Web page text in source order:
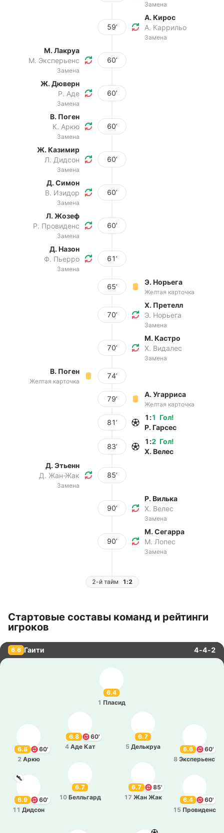
Замена
59’
А. Кирос
А. Каррильо
Замена
М. Лакруа
М. Эксперьенс
Замена
60’
Ж. Дюверн
Р. Аде
Замена
60’
В. Поген
К. Аркю
Замена
60’
Ж. Казимир
Л. Дидсон
Замена
60’
Д. Симон
В. Изидор
Замена
60’
Л. Жозеф
Р. Провиденс
Замена
60’
Д. Назон
Ф. Пьерро
Замена
61’
65’
Э. Норьега
Желтая карточка
70’
Х. Претелл
Э. Норьега
Замена
70’
М. Кастро
Х. Видалес
Замена
В. Поген
Желтая карточка
74’
79’
А. Угарриса
Желтая карточка
81’
Гол!
1 :1
Р. Гарсес
83’
Гол!
1 :2
Х. Велес
Д. Этьенн
Д. Жан-Жак
Замена
85’
90’
Р. Вилька
Х. Велес
Замена
90’
М. Сегарра
М. Лопес
Замена
2-й тайм 1:2
Стартовые составы команд и рейтинги
игроков
6.6 Гаити 4-4-2
6.4
1 Пласид
6.8
60'
2 Аркю
6.6
60'
8 Экспе­рьенс
6.7
5 Де­лькруа
6.8
60'
4 Аде Кат
6.7
10 Бе­лльгард 6.4
60'
15 Про­ви­денс
6.9
60'
11 Дидсон
6.7
85'
17 Жан Жак